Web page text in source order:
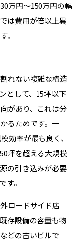
万円～150万円の幅
は費用が倍以上異
。
れない複雑な構造
として、15坪以下
があり、これは分
るためです。一
効率が最も良く、
坪を超える大規模
の引き込みが必要
す。
ロードサイド店
存設備の容量も物
どの古いビルで